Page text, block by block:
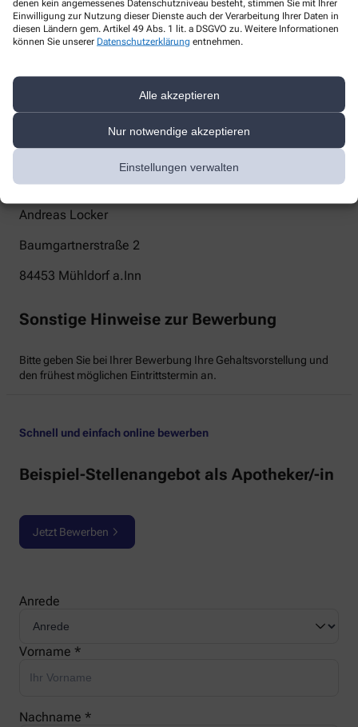
denen kein angemessenes Datenschutzniveau besteht, stimmen Sie mit Ihrer
Einwilligung zur Nutzung dieser Dienste auch der Verarbeitung Ihrer Daten in
diesen Ländern gem. Artikel 49 Abs. 1 lit. a DSGVO zu. Weitere Informationen
können Sie unserer Datenschutzerklärung entnehmen.
Alle akzeptieren
Nur notwendige akzeptieren
Einstellungen verwalten
antonius-apotheke-muehldorf@t-online.de
+49-8631/13313
Post
Antonius-Apotheke
Anton Locker
Andreas Locker
Baumgartnerstraße 2
84453 Mühldorf a.Inn
Sonstige Hinweise zur Bewerbung
Bitte geben Sie bei Ihrer Bewerbung Ihre Gehaltsvorstellung und
den frühest möglichen Eintrittstermin an.
Schnell und einfach online bewerben
Beispiel-Stellenangebot als Apotheker/-in
Jetzt Bewerben
Anrede
Vorname *
Nachname *